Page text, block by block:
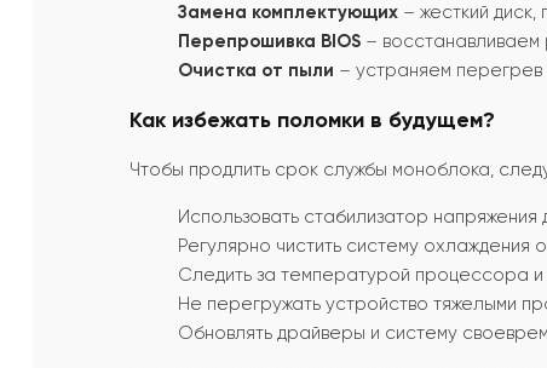
Замена комплектующих – жесткий
Перепрошивка BIOS – восстанавливаем
Очистка от пыли – устраняем перегрев
Как избежать поломки в будущем?
Чтобы продлить срок службы моноблока,
Использовать стабилизатор напряжения
Регулярно чистить систему охлаждения
Следить за температурой процессора и
Не перегружать устройство тяжелыми
Обновлять драйверы и систему